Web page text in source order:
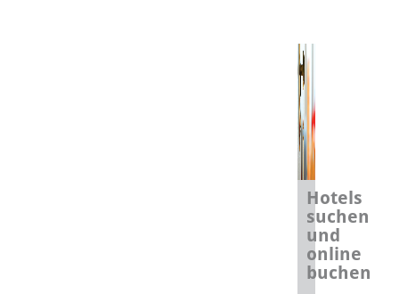
Hotels
suchen
und
online
buchen